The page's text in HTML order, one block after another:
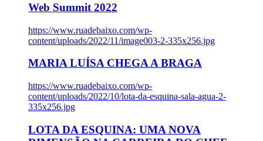
Web Summit 2022
https://www.ruadebaixo.com/wp-
content/uploads/2022/11/image003-2-335x256.jpg
MARIA LUÍSA CHEGA A BRAGA
https://www.ruadebaixo.com/wp-
content/uploads/2022/10/lota-da-esquina-sala-agua-2-
335x256.jpg
LOTA DA ESQUINA: UMA NOVA